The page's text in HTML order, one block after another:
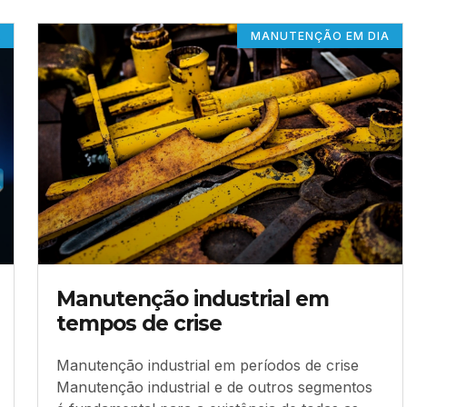
MANUTENÇÃO EM DIA
Manutenção industrial em
tempos de crise
Manutenção industrial em períodos de crise
Manutenção industrial e de outros segmentos